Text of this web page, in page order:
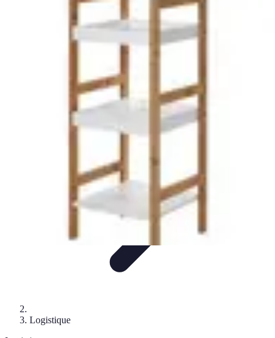
Ecommerçants France
Fidélisation et expérience clientService ClientStratégies
Plateformes e-commerce Stratégies e-commerce
Logistique